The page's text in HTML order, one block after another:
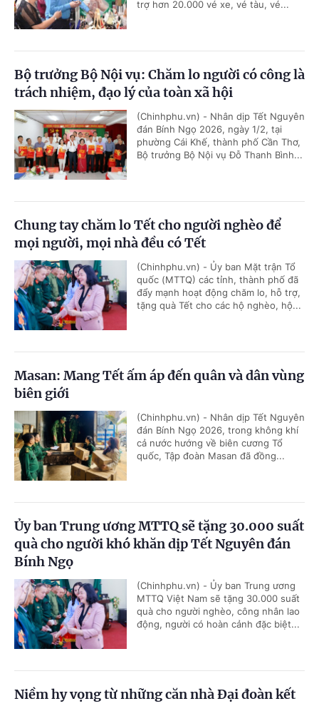
trợ hơn 20.000 vé xe, vé tàu, vé...
Bộ trưởng Bộ Nội vụ: Chăm lo người có công là
trách nhiệm, đạo lý của toàn xã hội
(Chinhphu.vn) - Nhân dịp Tết Nguyên
đán Bính Ngọ 2026, ngày 1/2, tại
phường Cái Khế, thành phố Cần Thơ,
Bộ trưởng Bộ Nội vụ Đỗ Thanh Bình...
Chung tay chăm lo Tết cho người nghèo để
mọi người, mọi nhà đều có Tết
(Chinhphu.vn) - Ủy ban Mặt trận Tổ
quốc (MTTQ) các tỉnh, thành phố đã
đẩy mạnh hoạt động chăm lo, hỗ trợ,
tặng quà Tết cho các hộ nghèo, hộ...
Masan: Mang Tết ấm áp đến quân và dân vùng
biên giới
(Chinhphu.vn) - Nhân dịp Tết Nguyên
đán Bính Ngọ 2026, trong không khí
cả nước hướng về biên cương Tổ
quốc, Tập đoàn Masan đã đồng...
Ủy ban Trung ương MTTQ sẽ tặng 30.000 suất
quà cho người khó khăn dịp Tết Nguyên đán
Bính Ngọ
(Chinhphu.vn) - Ủy ban Trung ương
MTTQ Việt Nam sẽ tặng 30.000 suất
quà cho người nghèo, công nhân lao
động, người có hoàn cảnh đặc biệt...
Niềm hy vọng từ những căn nhà Đại đoàn kết